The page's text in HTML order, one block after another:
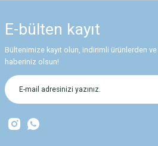
Görüş ve önerileriniz için teşekkür ederiz.
Ürün resmi kalitesiz, bozuk veya
Ürün açıklamasında eksik bilgiler
Ürün bilgilerinde hatalar bulunuyor.
Bu ürüne benzer farklı alternatifler
E-bülten kayıt
Bültenimize kayıt olun, indirimli ürünlerden
haberiniz olsun!